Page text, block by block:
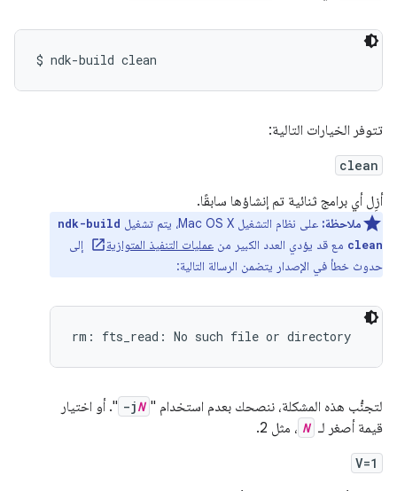
تتوفر الخيارات التالية:
clean
أزِل أي برامج ثنائية تم إنشاؤها سابقًا.
ملاحظة: على نظام التشغيل Mac OS X، يتم تشغيل
ndk-build
clean مع قد يؤدي العدد الكبير من عمليات التنفيذ المتوازية
إلى
حدوث خطأ في الإصدار يتضمن الرسالة التالية:
لتجنُّب هذه المشكلة، ننصحك بعدم استخدام " -jN
". أو اختيار
قيمة أصغر لـ N ، مثل 2.
V=1